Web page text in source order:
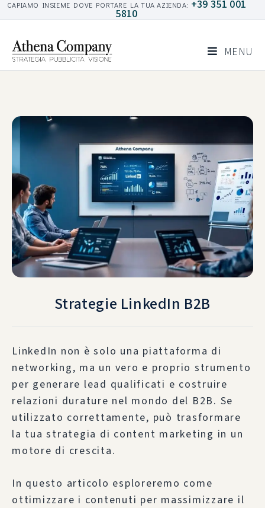
CAPIAMO INSIEME DOVE PORTARE LA TUA AZIENDA: +39 351 001
5810
MENU
Strategie LinkedIn B2B
LinkedIn non è solo una piattaforma di
networking, ma un vero e proprio strumento
per generare lead qualificati e costruire
relazioni durature nel mondo del B2B. Se
utilizzato correttamente, può trasformare
la tua strategia di content marketing in un
motore di crescita.
In questo articolo esploreremo come
ottimizzare i contenuti per massimizzare il